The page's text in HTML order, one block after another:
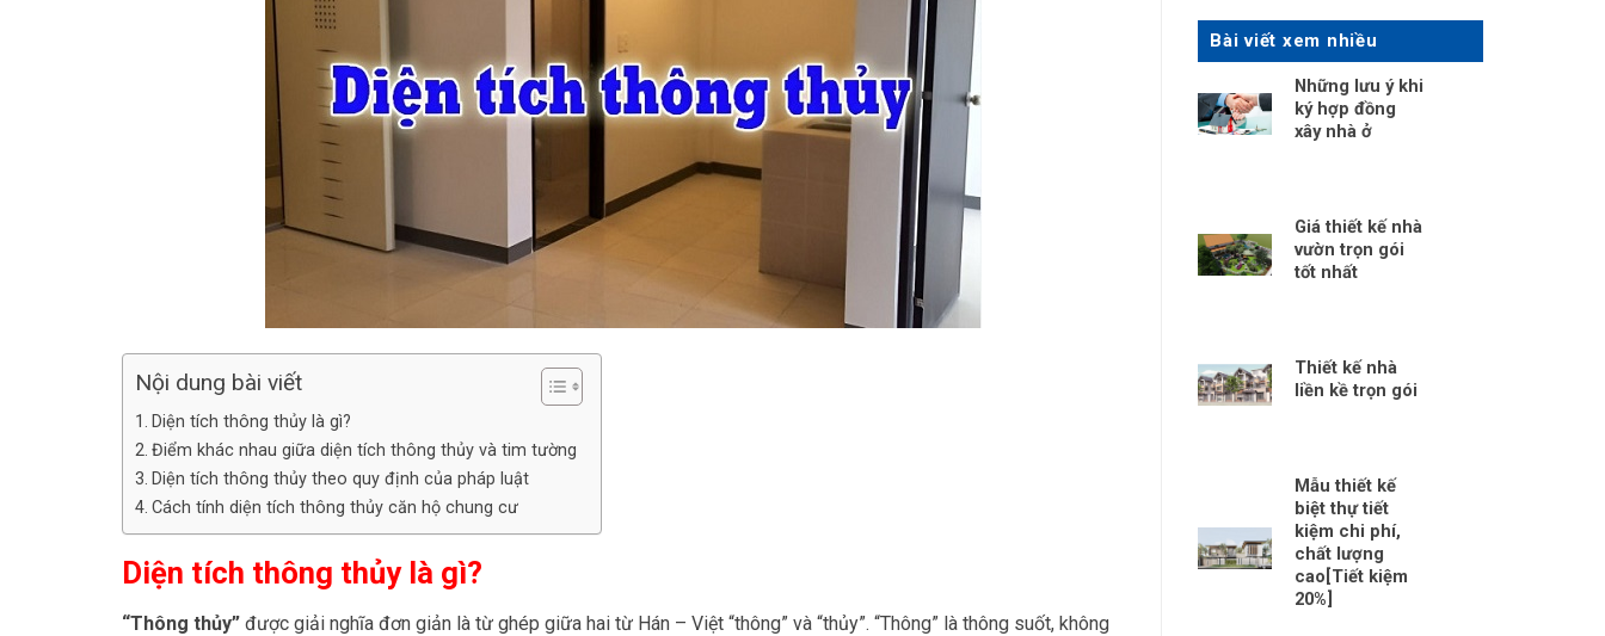
Nội dung bài viết
Diện tích thông thủy là gì?
Điểm khác nhau giữa diện tích thông thủy và tim tường
Diện tích thông thủy theo quy định của pháp luật
Cách tính diện tích thông thủy căn hộ chung cư
Diện tích thông thủy là gì?
“Thông thủy” được giải nghĩa đơn giản là từ ghép giữa hai từ Hán – Việt “thông” và “thủy”. “Thông” là thông suốt, không
Bài viết xem nhiều
Những lưu ý khi
ký hợp đồng
xây nhà ở
Giá thiết kế nhà
vườn trọn gói
tốt nhất
Thiết kế nhà
liền kề trọn gói
Mẫu thiết kế
biệt thự tiết
kiệm chi phí,
chất lượng
cao[Tiết kiệm
20%]